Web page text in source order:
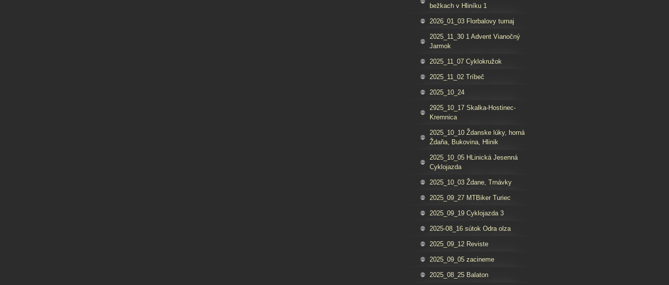
bežkach v Hliníku 1
2026_01_03 Florbalovy turnaj
2025_11_30 1 Advent Vianočný
Jarmok
2025_11_07 Cyklokružok
2025_11_02 Tríbeč
2025_10_24
2925_10_17 Skalka-Hostinec-
Kremnica
2025_10_10 Ždanske lúky, horná
Ždaňa, Bukovina, Hlinik
2025_10_05 HLinická Jesenná
Cyklojazda
2025_10_03 Ždane, Trnávky
2025_09_27 MTBiker Turiec
2025_09_19 Cyklojazda 3
2025-08_16 sútok Odra olza
2025_09_12 Reviste
2025_09_05 zacineme
2025_08_25 Balaton